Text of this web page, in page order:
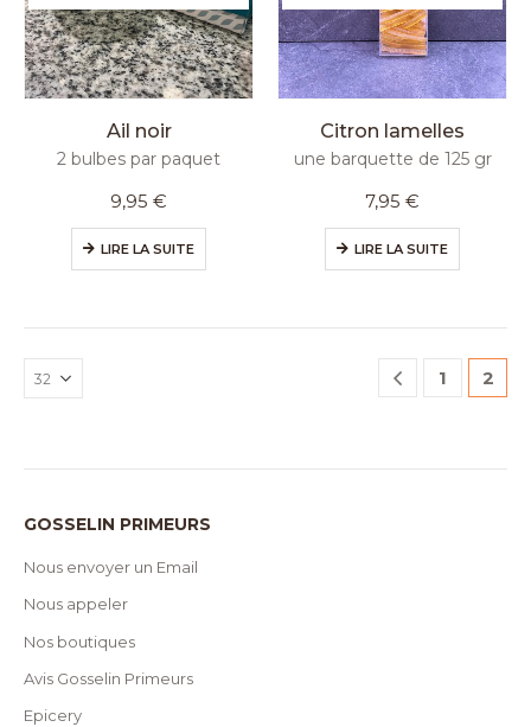
Ail noir
2 bulbes par paquet
9,95 €
LIRE LA SUITE
Citron lamelles
une barquette de 125 gr
7,95 €
LIRE LA SUITE
1 2
GOSSELIN PRIMEURS
Nous envoyer un Email
Nous appeler
Nos boutiques
Avis Gosselin Primeurs
Epicery